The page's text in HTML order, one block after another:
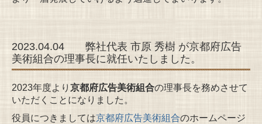
2023.04.04 弊社代表 市原 秀樹 が京都府広告
美術組合の理事長に就任いたしました。
2023年度より 京都府広告美術組合の理事長を務めさせて
いただくことになりました。
役員につきましては京都府広告美術組合のホームページ